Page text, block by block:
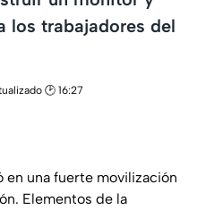
los trabajadores del
🕑 16:27
una fuerte movilización
Elementos de la